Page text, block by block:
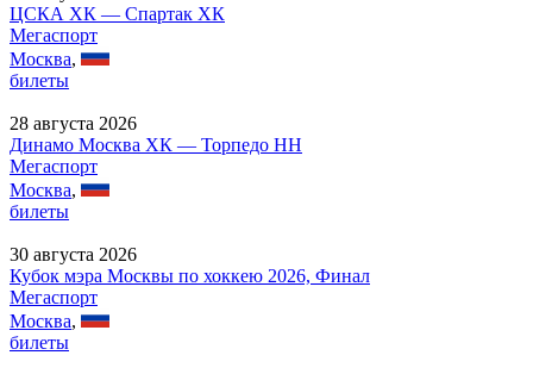
ЦСКА ХК — Спартак ХК
Мегаспорт
Москва,
билеты
28 августа 2026
Динамо Москва ХК — Торпедо НН
Мегаспорт
Москва,
билеты
30 августа 2026
Кубок мэра Москвы по хоккею 2026, Финал
Мегаспорт
Москва,
билеты